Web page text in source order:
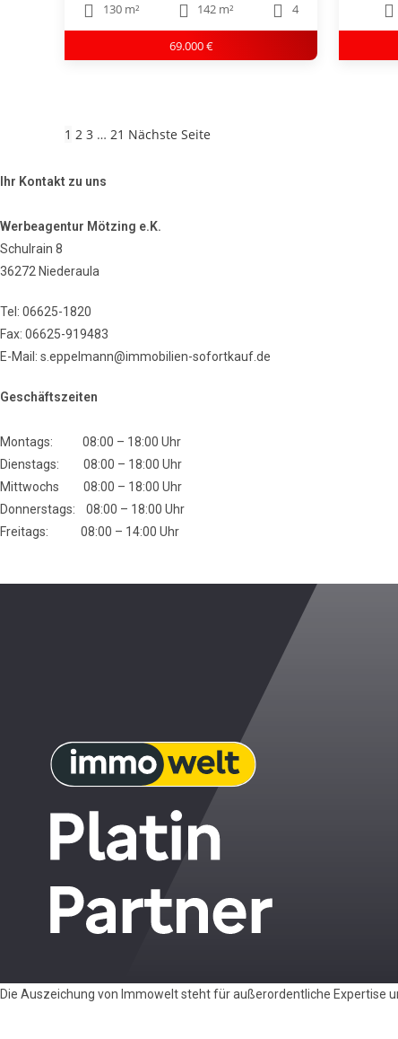
130 m² 142 m² 4
69.000 €
Seitennummerierung
1 2 3 … 21 Nächste Seite
Ihr Kontakt zu uns
Werbeagentur Mötzing e.K.
Schulrain 8
36272 Niederaula
Tel: 06625-1820
Fax: 06625-919483
E-Mail: s.eppelmann@immobilien-sofortkauf.de
Geschäftszeiten
Montags: 08:00 – 18:00 Uhr
Dienstags: 08:00 – 18:00 Uhr
Mittwochs 08:00 – 18:00 Uhr
Donnerstags: 08:00 – 18:00 Uhr
Freitags: 08:00 – 14:00 Uhr
Die Auszeichung von Immowelt steht für außerordentliche Expertise